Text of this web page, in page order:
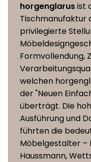
Masse (L x B x H)
Sitzhöhe
horgenglarusist
Tischmanufaktur
privilegierte
Formvollendung,
welchen
der "Neuen
überträgt. Die
Ausführung und
führten die
Möbelgestalter –
Haussmann,